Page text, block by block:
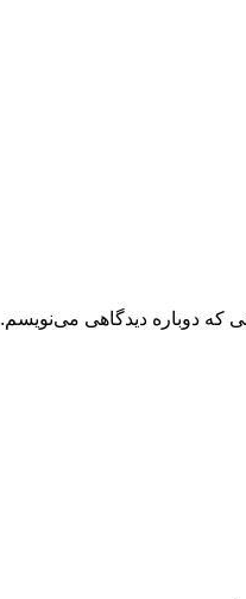
که دوباره دیدگاهی می‌نویسم.